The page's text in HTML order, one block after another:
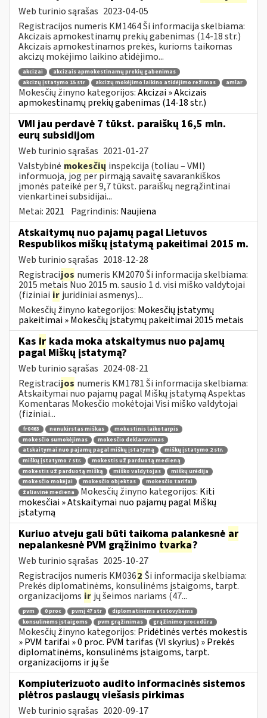
Web turinio sąrašas 2023-04-05
Registracijos numeris KM1464 Ši informacija skelbiama:
Akcizais apmokestinamų prekių gabenimas (14-18 str.)
Akcizais apmokestinamos prekės, kurioms taikomas
akcizų mokėjimo laikino atidėjimo...
akcizai
akcizais apmokestinamų prekių gabenimas
akcizų įstatymo 15 str
akcizų mokėjimo laikino atidėjimo režimas amlar
Mokesčių žinyno kategorijos:Akcizai » Akcizais
apmokestinamų prekių gabenimas (14-18 str.)
VMI jau perdavė 7 tūkst. paraiškų 16,5 mln.
eurų subsidijom
Web turinio sąrašas 2021-01-27
Valstybinė mokesčių inspekcija (toliau – VMI)
informuoja, jog per pirmąją savaitę savarankiškos
įmonės pateikė per 9,7 tūkst. paraiškų negrąžintinai
vienkartinei subsidijai...
Metai: 2021 Pagrindinis: Naujiena
Atskaitymų nuo pajamų pagal Lietuvos
Respublikos miškų įstatymą pakeitimai 2015 m.
Web turinio sąrašas 2018-12-28
Registracijos numeris KM2070 Ši informacija skelbiama:
2015 metais Nuo 2015 m. sausio 1 d. visi miško valdytojai
(fiziniai ir juridiniai asmenys)...
Mokesčių žinyno kategorijos: Mokesčių įstatymų
pakeitimai » Mokesčių įstatymų pakeitimai 2015 metais
Kas ir kada moka atskaitymus nuo pajamų
pagal Miškų įstatymą?
Web turinio sąrašas 2024-08-21
Registracijos numeris KM1781 Ši informacija skelbiama:
Atskaitymai nuo pajamų pagal Miškų įstatymą Aspektas
Komentaras Mokesčio mokėtojai Visi miško valdytojai
(fiziniai...
fr0463 nenukirstas miškas
mokestinis laikotarpis
mokesčio sumokėjimas
mokesčio deklaravimas
atskaitymai nuo pajamų pagal miškų įstatymą
miškų įstatymo 2 str.
miškų įstatymo 7 str.
mokestis už parduotą medieną
mokestis už parduotą mišką
miško valdytojas
miškų urėdija
mokesčio mokėjai
mokesčio objektas
mokesčio tarifai
žaliavinė mediena
Mokesčių žinyno kategorijos: Kiti
mokesčiai » Atskaitymai nuo pajamų pagal Miškų
įstatymą
Kuriuo atveju gali būti taikoma palankesnė ar
nepalankesnė PVM grąžinimo tvarka?
Web turinio sąrašas 2025-10-27
Registracijos numeris KM0362 Ši informacija skelbiama:
Prekės diplomatinėms, konsulinėms įstaigoms, tarpt.
organizacijoms ir jų šeimos nariams (47...
pvm 0 proc pvmį 47 str
diplomatinėms atstovybėms
konsulinėms įstaigoms
pvm grąžinimas grąžinimo procedūra
Mokesčių žinyno kategorijos: Pridėtinės vertės mokestis
» PVM tarifai » 0 proc. PVM tarifas (VI skyrius) » Prekės
diplomatinėms, konsulinėms įstaigoms, tarpt.
organizacijoms ir jų še
Kompiuterizuoto audito informacinės sistemos
plėtros paslaugų viešasis pirkimas
Web turinio sąrašas 2020-09-17